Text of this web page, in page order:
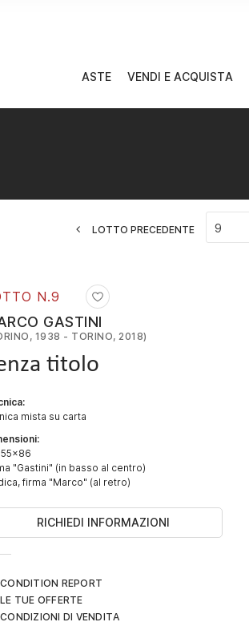
ASTE VENDI E ACQUISTA
LOTTO PRECEDENTE
N.9
GASTINI
1938 - TORINO, 2018)
titolo
mista su carta
"Gastini" (in basso al centro)
firma "Marco" (al retro)
RICHIEDI INFORMAZIONI
CONDITION REPORT
LE TUE OFFERTE
CONDIZIONI DI VENDITA